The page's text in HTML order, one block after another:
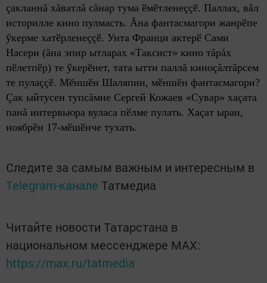
çакланнă хăватлă сăнар тума ӗмӗтленеççӗ. Паллах, вăл
историлле кино пулмасть. Ăна фантасмагори жанрӗпе
ӳкерме хатӗрленеççӗ. Унта Франци актерӗ Сами
Насери (ăна эпир ытларах «Таксист» кино тăрăх
пӗлетпӗр) те ӳкерӗнет, тата ытти паллă киноçăлтăрсем
те пулаççӗ. Мӗншӗн Шаляпин, мӗншӗн фантасмагори?
Çак ыйтусен тупсăмне Сергей Кожаев «Сувар» хаçата
панă интервьюра вуласа пӗлме пулать. Хаçат ыран,
ноябрӗн 17-мӗшӗнче тухать.
Следите за самым важным и интересным в
Telegram-канале Татмедиа
Читайте новости Татарстана в
национальном мессенджере MАХ:
https://max.ru/tatmedia